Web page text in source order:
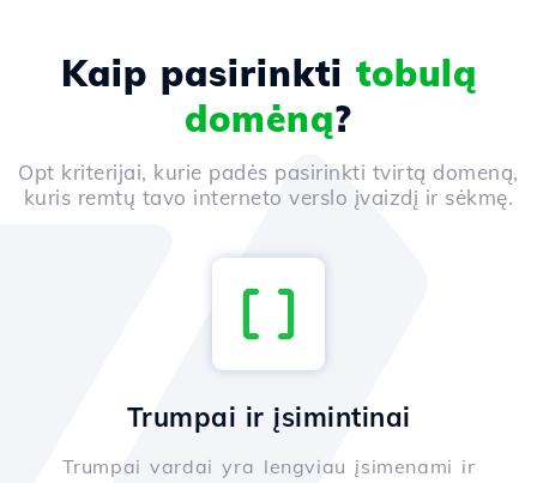
Kaip pasirinkti tobulą
domėną?
Opt kriterijai, kurie padės pasirinkti tvirtą domeną,
kuris remtų tavo interneto verslo įvaizdį ir sėkmę.
Trumpai ir įsimintinai
Trumpai vardai yra lengviau įsimenami ir